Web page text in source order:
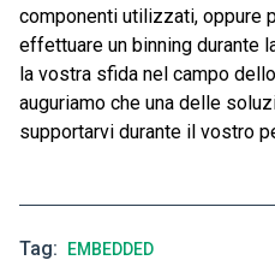
componenti utilizzati, oppure
effettuare un binning durante
la vostra sfida nel campo
auguriamo che una delle
supportarvi durante il vostro
Tag EMBEDDED